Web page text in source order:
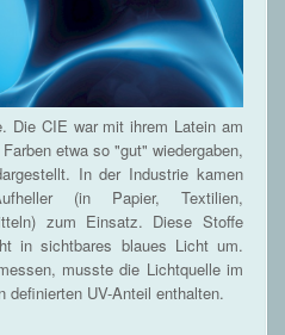
Die CIE war mit ihrem Latein am
etwa so "gut" wiedergaben,
In der Industrie kamen
(in Papier, Textilien,
zum Einsatz. Diese Stoffe
in sichtbares blaues Licht um.
musste die Lichtquelle im
definierten UV-Anteil enthalten.